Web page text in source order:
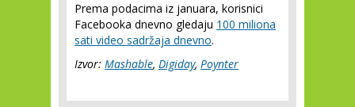
Prema podacima iz januara, korisnici
Facebooka dnevno gledaju 100 miliona
sati video sadržaja dnevno.
Izvor: Mashable, Digiday, Poynter